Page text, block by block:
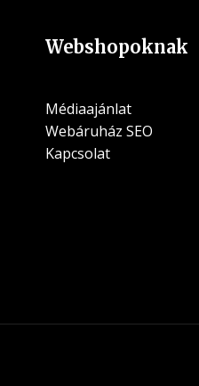
Webshopoknak
Médiaajánlat
Webáruház SEO
Kapcsolat